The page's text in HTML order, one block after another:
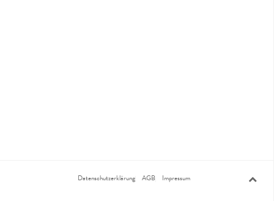
Datenschutzerklärung AGB Impressum